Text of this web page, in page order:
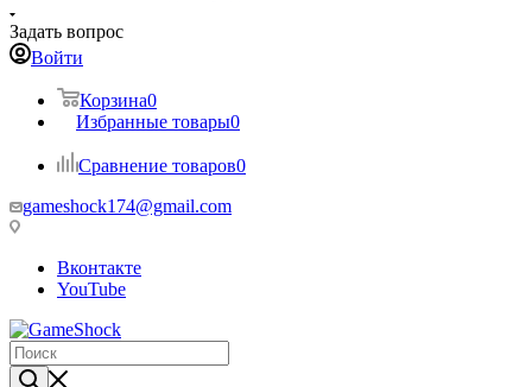
Задать вопрос
Войти
Корзина0
Избранные товары0
Сравнение товаров0
gameshock174@gmail.com
Вконтакте
YouTube